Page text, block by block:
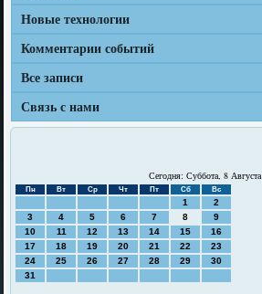
Новые технологии
Комментарии событий
Все записи
Связь с нами
Сегодня: Суббота, 8 Августа
Пн Вт Ср Чт Пт Сб Вс
1
2
3
4 5 6 7 8
9
10
11 12 13 14 15
16
17
18 19 20 21 22
23
24
25 26 27 28 29
30
31